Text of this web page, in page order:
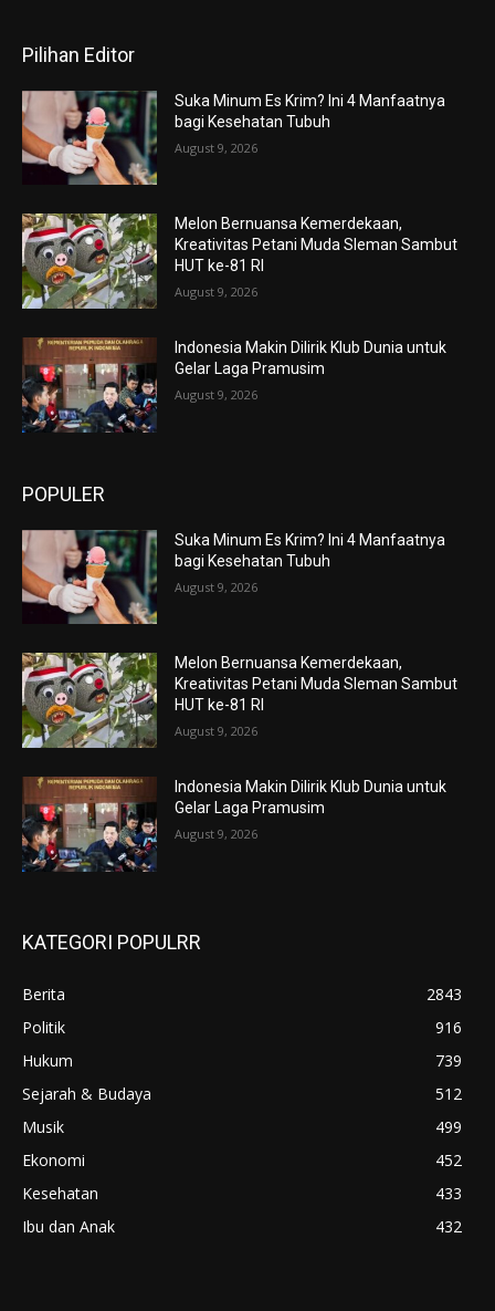
Pilihan Editor
Suka Minum Es Krim? Ini 4 Manfaatnya
bagi Kesehatan Tubuh
August 9, 2026
Melon Bernuansa Kemerdekaan,
Kreativitas Petani Muda Sleman Sambut
HUT ke-81 RI
August 9, 2026
Indonesia Makin Dilirik Klub Dunia untuk
Gelar Laga Pramusim
August 9, 2026
POPULER
Suka Minum Es Krim? Ini 4 Manfaatnya
bagi Kesehatan Tubuh
August 9, 2026
Melon Bernuansa Kemerdekaan,
Kreativitas Petani Muda Sleman Sambut
HUT ke-81 RI
August 9, 2026
Indonesia Makin Dilirik Klub Dunia untuk
Gelar Laga Pramusim
August 9, 2026
KATEGORI POPULRR
Berita
2843
Politik
916
Hukum
739
Sejarah & Budaya
512
Musik
499
Ekonomi
452
Kesehatan
433
Ibu dan Anak
432